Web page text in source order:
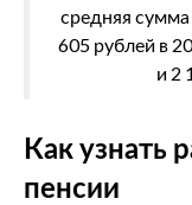
средняя
605 рублей в
и 2
Как узнать
пенсии